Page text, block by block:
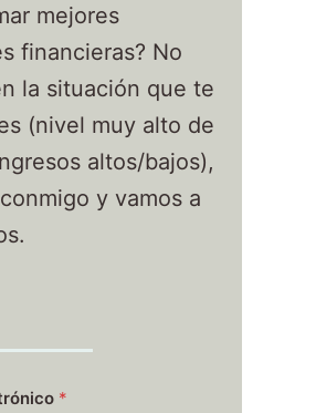
mejores
financieras? No
la situación que te
(nivel muy alto de
altos/bajos),
y vamos a
*